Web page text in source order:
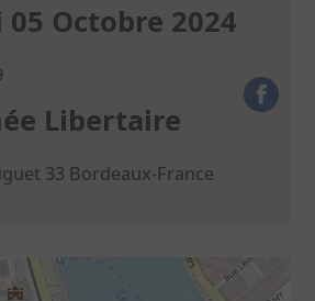
05 Octobre 2024
Libertaire
33 Bordeaux-France